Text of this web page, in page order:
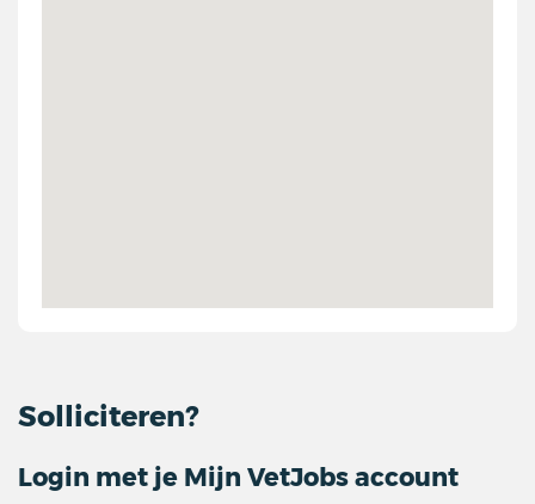
Solliciteren?
Login met je Mijn VetJobs account